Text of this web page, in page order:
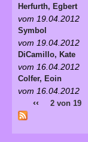
Herfurth, Egbert
vom 19.04.2012
Symbol
vom 19.04.2012
DiCamillo, Kate
vom 16.04.2012
Colfer, Eoin
vom 16.04.2012
‹‹ 2 von 19